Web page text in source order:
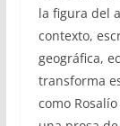
la figura del
contexto,
geográfica,
transforma
como